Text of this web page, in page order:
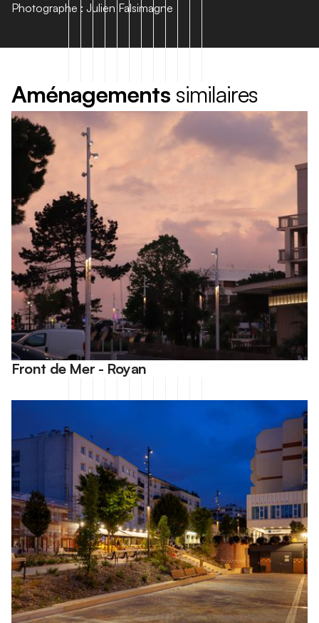
Photographe : Julien Falsimagne
Aménagements similaires
Front de Mer - Royan